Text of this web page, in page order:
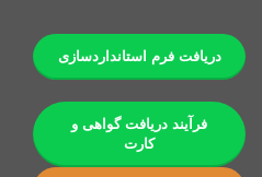
دریافت فرم استانداردسازی
فرآیند دریافت گواهی و
کارت